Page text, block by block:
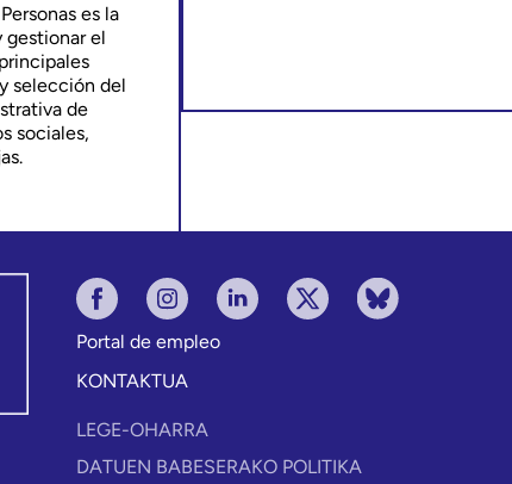
es la
gestionar el
selección del
de
sociales,
Portal de empleo
KONTAKTUA
LEGE-OHARRA
DATUEN BABESERAKO POLITIKA